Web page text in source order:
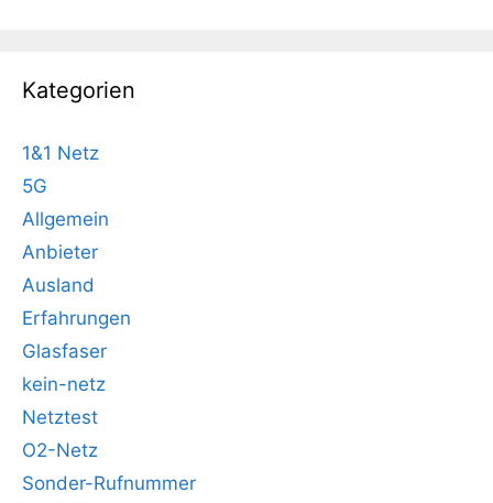
Kategorien
1&1 Netz
5G
Allgemein
Anbieter
Ausland
Erfahrungen
Glasfaser
kein-netz
Netztest
O2-Netz
Sonder-Rufnummer